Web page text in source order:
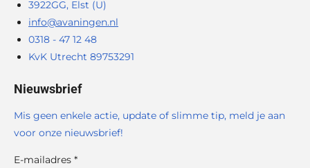
3922GG, Elst (U)
info@avaningen.nl
0318 - 47 12 48
KvK Utrecht 89753291
Nieuwsbrief
Mis geen enkele actie, update of slimme tip, meld je aan
voor onze nieuwsbrief!
E-mailadres *